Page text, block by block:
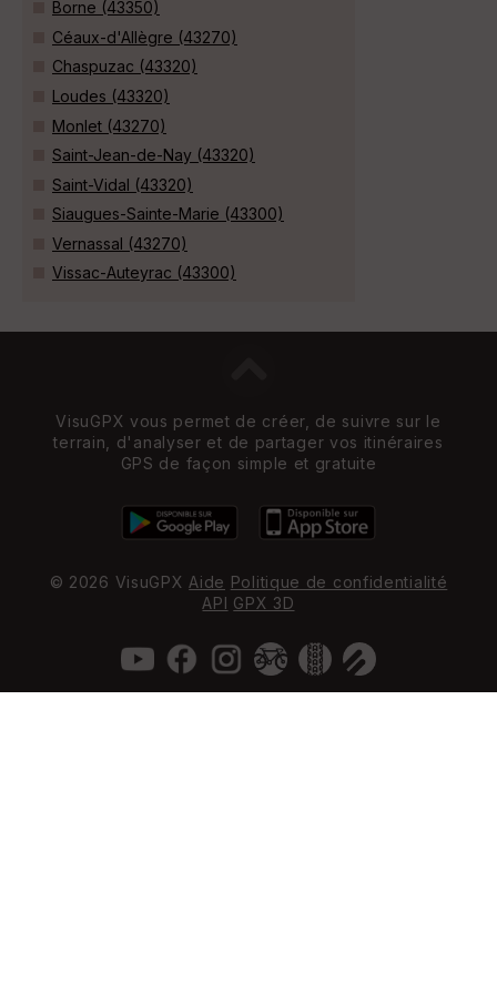
Borne (43350)
Céaux-d'Allègre (43270)
Chaspuzac (43320)
Loudes (43320)
Monlet (43270)
Saint-Jean-de-Nay (43320)
Saint-Vidal (43320)
Siaugues-Sainte-Marie (43300)
Vernassal (43270)
Vissac-Auteyrac (43300)
VisuGPX vous permet de créer, de suivre sur le
terrain, d'analyser et de partager vos itinéraires
GPS de façon simple et gratuite
© 2026 VisuGPXAide Politique de confidentialité
API
GPX 3D